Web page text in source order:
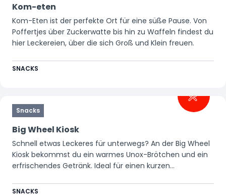
Kom-eten
Kom-Eten ist der perfekte Ort für eine süße Pause. Von
Poffertjes über Zuckerwatte bis hin zu Waffeln findest du
hier Leckereien, über die sich Groß und Klein freuen.
SNACKS
Snacks
Big Wheel Kiosk
Schnell etwas Leckeres für unterwegs? An der Big Wheel
Kiosk bekommst du ein warmes Unox-Brötchen und ein
erfrischendes Getränk. Ideal für einen kurzen
weitergeht.
SNACKS